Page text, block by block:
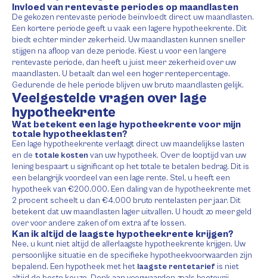
Invloed van rentevaste periodes op maandlasten
De gekozen rentevaste periode beïnvloedt direct uw maandlasten.
Een kortere periode geeft u vaak een lagere hypotheekrente. Dit
biedt echter minder zekerheid. Uw maandlasten kunnen sneller
stijgen na afloop van deze periode. Kiest u voor een langere
rentevaste periode, dan heeft u juist meer zekerheid over uw
maandlasten. U betaalt dan wel een hoger rentepercentage.
Gedurende de hele periode blijven uw bruto maandlasten gelijk.
Veelgestelde vragen over lage
hypotheekrente
Wat betekent een lage hypotheekrente voor mijn
totale hypotheeklasten?
Een lage hypotheekrente verlaagt direct uw maandelijkse lasten
en de totale kosten van uw hypotheek. Over de looptijd van uw
lening bespaart u significant op het totale te betalen bedrag. Dit is
een belangrijk voordeel van een lage rente. Stel, u heeft een
hypotheek van €200.000. Een daling van de hypotheekrente met
2 procent scheelt u dan €4.000 bruto rentelasten per jaar. Dit
betekent dat uw maandlasten lager uitvallen. U houdt zo meer geld
over voor andere zaken of om extra af te lossen.
Kan ik altijd de laagste hypotheekrente krijgen?
Nee, u kunt niet altijd de allerlaagste hypotheekrente krijgen. Uw
persoonlijke situatie en de specifieke hypotheekvoorwaarden zijn
bepalend. Een hypotheek met het laagste rentetarief is niet